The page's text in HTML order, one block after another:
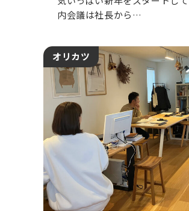
内会議は社長から…
オリカツ